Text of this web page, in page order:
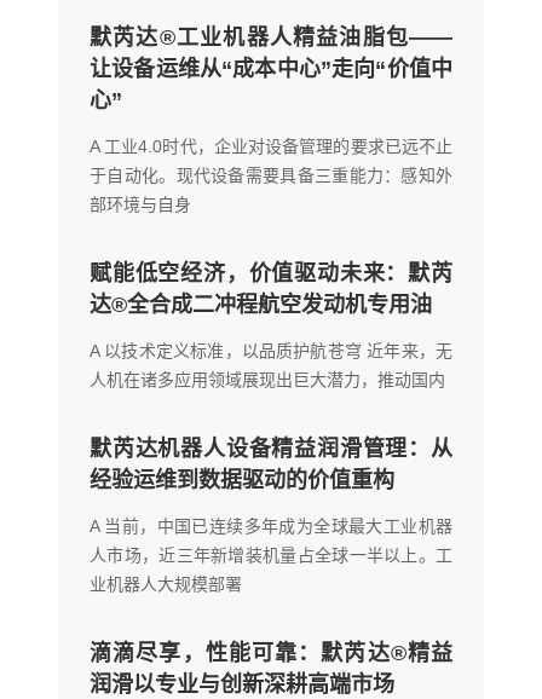
默芮达®工业机器人精益油脂包——
让设备运维从“成本中心”走向“价值中
心”
A 工业4.0时代，企业对设备管理的要求已远不止
于自动化。现代设备需要具备三重能力：感知外
部环境与自身
赋能低空经济，价值驱动未来：默芮
达®全合成二冲程航空发动机专用油
A 以技术定义标准，以品质护航苍穹 近年来，无
人机在诸多应用领域展现出巨大潜力，推动国内
默芮达机器人设备精益润滑管理：从
经验运维到数据驱动的价值重构
A 当前，中国已连续多年成为全球最大工业机器
人市场，近三年新增装机量占全球一半以上。工
业机器人大规模部署
滴滴尽享，性能可靠：默芮达®精益
润滑以专业与创新深耕高端市场